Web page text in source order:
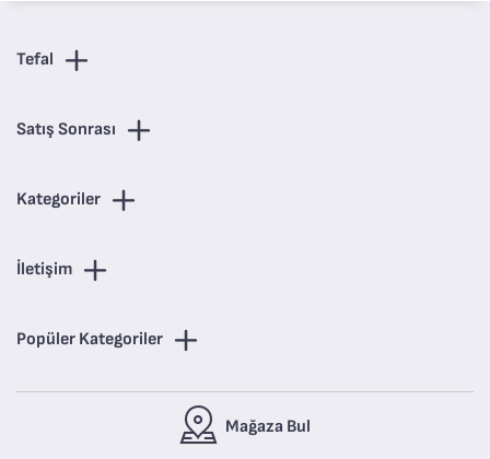
Tefal
Satış Sonrası
Kategoriler
İletişim
Popüler Kategoriler
Mağaza Bul